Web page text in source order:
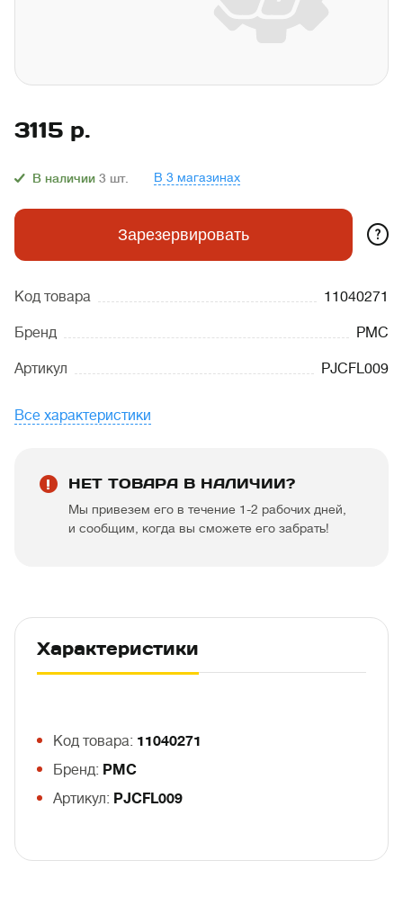
3115 р.
В наличии 3 шт. В 3 магазинах
Зарезервировать ?
Код товара 11040271
Бренд PMC
Артикул PJCFL009
Все характеристики
НЕТ ТОВАРА В НАЛИЧИИ?
Мы привезем его в течение 1-2 рабочих дней,
и сообщим, когда вы сможете его забрать!
Характеристики
Код товара: 11040271
Бренд: PMC
Артикул: PJCFL009